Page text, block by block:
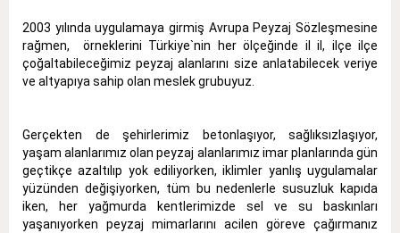
2003 yılında uygulamaya girmiş Avrupa Peyzaj Sözleşmesine
rağmen, örneklerini Türkiye`nin her ölçeğinde il il, ilçe ilçe
çoğaltabileceğimiz peyzaj alanlarını size anlatabilecek veriye
ve altyapıya sahip olan meslek grubuyuz.
Gerçekten de şehirlerimiz betonlaşıyor, sağlıksızlaşıyor,
yaşam alanlarımız olan peyzaj alanlarımız imar planlarında gün
geçtikçe azaltılıp yok ediliyorken, iklimler yanlış uygulamalar
yüzünden değişiyorken, tüm bu nedenlerle susuzluk kapıda
iken, her yağmurda kentlerimizde sel ve su baskınları
yaşanıyorken peyzaj mimarlarını acilen göreve çağırmanız